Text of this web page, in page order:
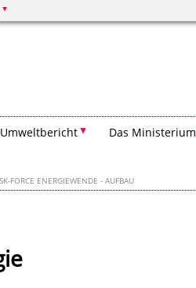
Umweltbericht Das Ministerium
FORCE ENERGIEWENDE - AUFBAU